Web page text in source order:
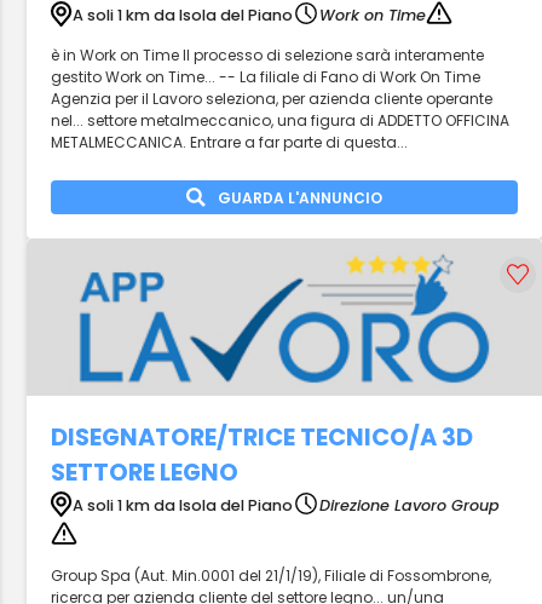
A soli 1 km da Isola del Piano
Work on Time
è in Work on Time Il processo di selezione sarà interamente
gestito Work on Time... -- La filiale di Fano di Work On Time
Agenzia per il Lavoro seleziona, per azienda cliente operante
nel... settore metalmeccanico, una figura di ADDETTO OFFICINA
METALMECCANICA. Entrare a far parte di questa...
GUARDA L'ANNUNCIO
DISEGNATORE/TRICE TECNICO/A 3D
SETTORE LEGNO
A soli 1 km da Isola del Piano Direzione Lavoro Group
Group Spa (Aut. Min.0001 del 21/1/19), Filiale di Fossombrone,
ricerca per azienda cliente del settore legno... un/una